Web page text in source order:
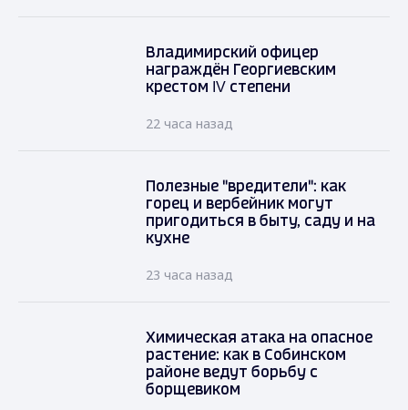
Владимирский офицер
награждён Георгиевским
крестом IV степени
22 часа назад
Полезные "вредители": как
горец и вербейник могут
пригодиться в быту, саду и на
кухне
23 часа назад
Химическая атака на опасное
растение: как в Собинском
районе ведут борьбу с
борщевиком